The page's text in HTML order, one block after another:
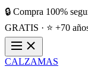
🔒 Compra 100%
GRATIS · ⭐ +70
CALZAMAS